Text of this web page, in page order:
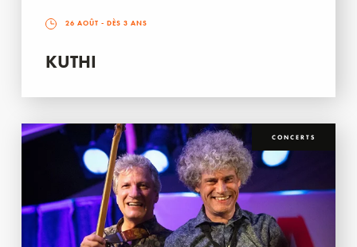
26 AOÛT - DÈS 3 ANS
KUTHI
CONCERTS